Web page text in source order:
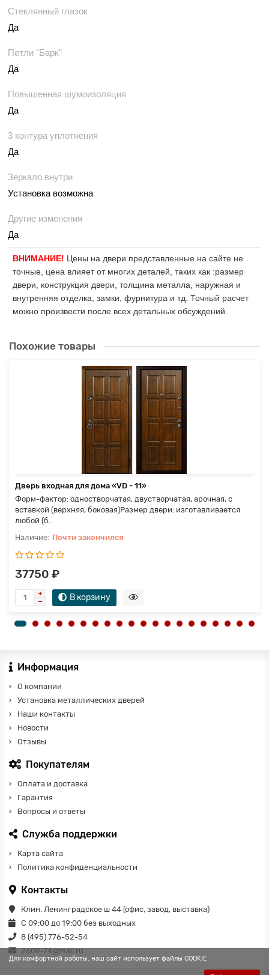
Стеклянный глазок
Да
Петли "Барк"
Да
Повышенная шумоизоляция
Да
3 контура уплотнения
Да
Зеркало внутри
Установка возможна
Другие изменения
Да
ВНИМАНИЕ! Цены на двери представленные на сайте не
точные, цена влияет от многих деталей, таких как :размер
двери, конструкция двери, толщина металла, наружная и
внутренняя отделка, замки, фурнитура и тд. Точный расчет
можно произвести после всех детальных обсуждений.
Похожие товары
Дверь входная для дома «VD - 11»
Форм-фактор: одностворчатая, двустворчатая, арочная, с
вставкой (верхняя, боковая)Размер двери: изготавливается
любой (б..
Почти закончился
37750 ₽
В корзину
Для комфортной работы, наш сайт использует файлы COOKIE
Информация
О компании
Установка металлических дверей
Наши контакты
Новости
Отзывы
Покупателям
Оплата и доставка
Гарантия
Вопросы и ответы
Служба поддержки
Карта сайта
Политика конфиденциальности
Контакты
Клин. Ленинградское ш 44 (офис, завод, выставка)
С 09:00 до 19:00 без выходных
8 (495) 776-52-54
2609-74@mail.ru